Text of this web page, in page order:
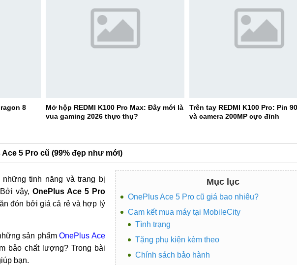
8
Mở hộp REDMI K100 Pro Max: Đây mới là
vua gaming 2026 thực thụ?
Trên tay REDMI K100 Pro: Pin
và camera 200MP cực đỉnh
5 Pro cũ (99% đẹp như mới)
Mục lục
OnePlus Ace 5 Pro cũ giá bao nhiêu?
Cam kết mua máy tại MobileCity
Tình trạng
Tặng phụ kiện kèm theo
Chính sách bảo hành
tinh năng và trang bị
vậy, OnePlus Ace 5 Pro
đón bởi giá cả rẻ và hợp lý
sản phẩmOnePlus Ace
bảo chất lượng? Trong bài
bạn.